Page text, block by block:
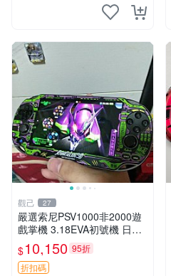
觀己 27
嚴選索尼PSV1000非2000遊
戲掌機 3.18EVA初號機 日版
實物 無點無線無老化 自用清
倉 EVA 初號機 PSV1000
$10,150 95折
折扣碼